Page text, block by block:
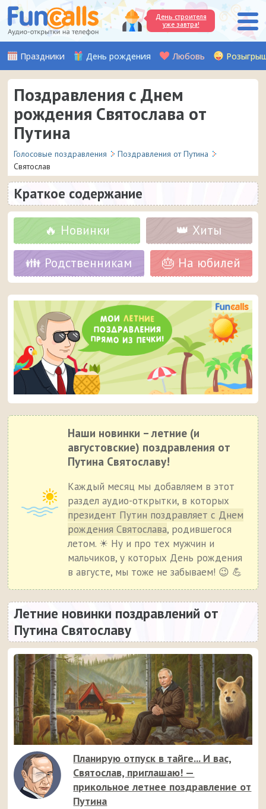
День строителя
уже завтра!
Праздники День рождения Любовь
Поздравления с Днем
рождения Святослава от
Путина
Голосовые поздравления
Поздравления от Путина
Святослав
Краткое содержание
🔥 Новинки 👑 Хиты
👪 Родственникам 🎂 На юбилей
Наши новинки – летние (и
августовские) поздравления от
Путина Святославу!
Каждый месяц мы добавляем в этот
раздел аудио-открытки, в которых
президент Путин поздравляет с Днем
рождения Святослава, родившегося
летом. ☀ Ну и про тех мужчин и
мальчиков, у которых День рождения
в августе, мы тоже не забываем! 😉 💪
Летние новинки поздравлений от
Путина Святославу
Планирую отпуск в тайге... И вас,
Святослав, приглашаю! —
прикольное летнее поздравление от
Путина